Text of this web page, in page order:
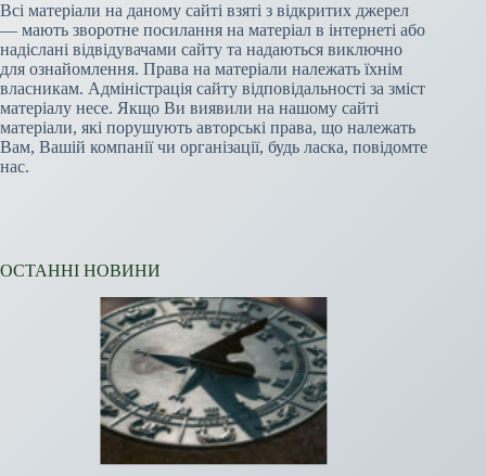
Всі матеріали на даному сайті взяті з відкритих джерел
— мають зворотне посилання на матеріал в інтернеті або
надіслані відвідувачами сайту та надаються виключно
для ознайомлення. Права на матеріали належать їхнім
власникам. Адміністрація сайту відповідальності за зміст
матеріалу несе. Якщо Ви виявили на нашому сайті
матеріали, які порушують авторські права, що належать
Вам, Вашій компанії чи організації, будь ласка, повідомте
нас.
ОСТАННІ НОВИНИ